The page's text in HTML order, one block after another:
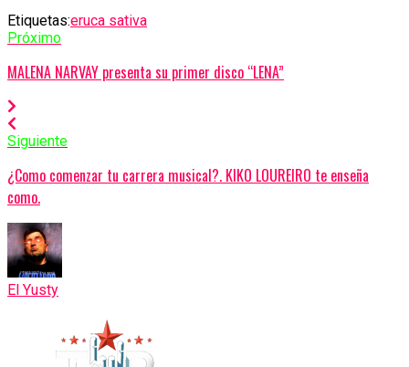
Etiquetas:eruca sativa
Próximo
MALENA NARVAY presenta su primer disco “LENA”
Siguiente
¿Como comenzar tu carrera musical?. KIKO LOUREIRO te enseña
como.
El Yusty